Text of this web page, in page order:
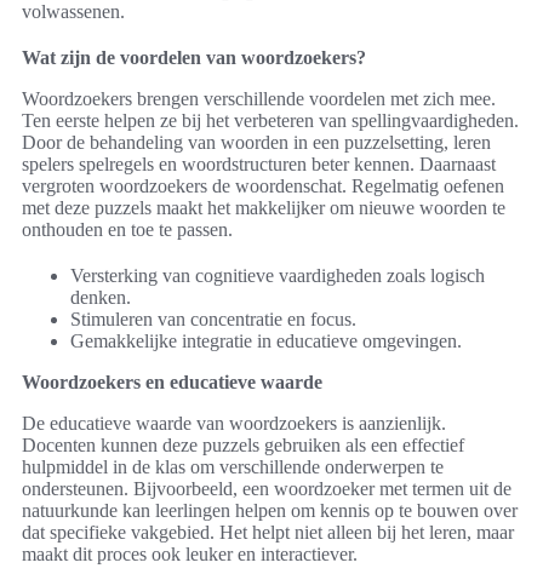
volwassenen.
Wat zijn de voordelen van woordzoekers?
Woordzoekers brengen verschillende voordelen met zich mee.
Ten eerste helpen ze bij het verbeteren van spellingvaardigheden.
Door de behandeling van woorden in een puzzelsetting, leren
spelers spelregels en woordstructuren beter kennen. Daarnaast
vergroten woordzoekers de woordenschat. Regelmatig oefenen
met deze puzzels maakt het makkelijker om nieuwe woorden te
onthouden en toe te passen.
Versterking van cognitieve vaardigheden zoals logisch
denken.
Stimuleren van concentratie en focus.
Gemakkelijke integratie in educatieve omgevingen.
Woordzoekers en educatieve waarde
De educatieve waarde van woordzoekers is aanzienlijk.
Docenten kunnen deze puzzels gebruiken als een effectief
hulpmiddel in de klas om verschillende onderwerpen te
ondersteunen. Bijvoorbeeld, een woordzoeker met termen uit de
natuurkunde kan leerlingen helpen om kennis op te bouwen over
dat specifieke vakgebied. Het helpt niet alleen bij het leren, maar
maakt dit proces ook leuker en interactiever.